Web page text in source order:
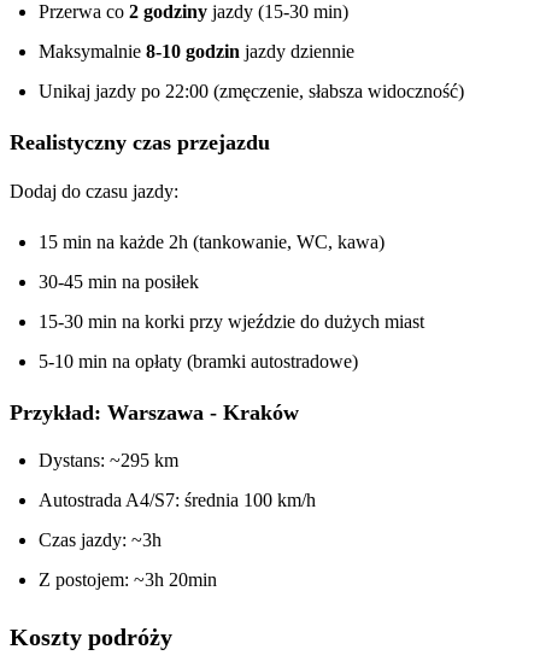
Przerwa co 2 godziny jazdy (15-30 min)
Maksymalnie 8-10 godzin jazdy dziennie
Unikaj jazdy po 22:00 (zmęczenie, słabsza widoczność)
Realistyczny czas przejazdu
Dodaj do czasu jazdy:
15 min na każde 2h (tankowanie, WC, kawa)
30-45 min na posiłek
15-30 min na korki przy wjeździe do dużych miast
5-10 min na opłaty (bramki autostradowe)
Przykład: Warszawa - Kraków
Dystans: ~295 km
Autostrada A4/S7: średnia 100 km/h
Czas jazdy: ~3h
Z postojem: ~3h 20min
Koszty podróży